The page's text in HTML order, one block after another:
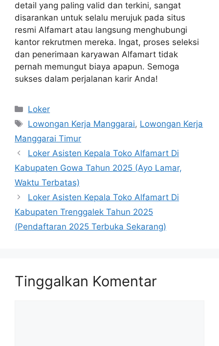
detail yang paling valid dan terkini, sangat
disarankan untuk selalu merujuk pada situs
resmi Alfamart atau langsung menghubungi
kantor rekrutmen mereka. Ingat, proses seleksi
dan penerimaan karyawan Alfamart tidak
pernah memungut biaya apapun. Semoga
sukses dalam perjalanan karir Anda!
Kategori
Loker
Tag
Lowongan Kerja Manggarai, Lowongan Kerja
Manggarai Timur
Loker Asisten Kepala Toko Alfamart Di
Kabupaten Gowa Tahun 2025 (Ayo Lamar,
Waktu Terbatas)
Loker Asisten Kepala Toko Alfamart Di
Kabupaten Trenggalek Tahun 2025
(Pendaftaran 2025 Terbuka Sekarang)
Tinggalkan Komentar